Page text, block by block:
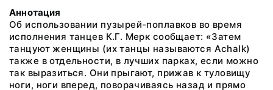
Аннотация
Об использовании пузырей-поплавков во время
исполнения танцев К.Г. Мерк сообщает: «Затем
танцуют женщины (их танцы называются Achalk)
также в отдельности, в лучших парках, если можно
так выразиться. Они прыгают, прижав к туловищу
ноги, ноги вперед, поворачиваясь назад и прямо